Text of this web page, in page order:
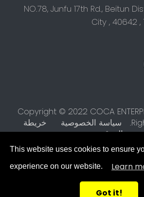
NO.78, Junfu 17th Rd., Beitun
City, 40642,
Copyright © 2022 COCA
سياسة الخصوصية
خريطة
الموقع
This website uses cookies to ensure
experience on our website. Learn
Got it!